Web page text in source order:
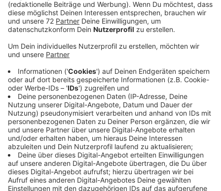
Veröffentlicht:Donnerstag, 05.12.2019 05:55
Anzeige
Rund 60 Hütten stehen bereits rund um die
Werkstätten Karthaus. Sie sind schon geschmückt.
Heute Morgen bekommen sie noch ihren letzten
Schliff. Um jedliche Gefahr auszuschließen, gibt es in
jeder Hütte einen Feuerlöscher. Die Organisatoren und
Händler gehen mit der Zeit und sind umweltfreundlich.
In diesem Jahr gibt es an den Glühweihnbuden und an